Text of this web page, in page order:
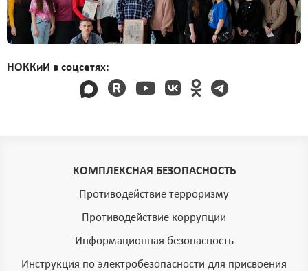
НОККиИ в соцсетях:
КОМПЛЕКСНАЯ БЕЗОПАСНОСТЬ
Противодействие терроризму
Противодействие коррупции
Информационная безопасность
Инструкция по электробезопасности для присвоения